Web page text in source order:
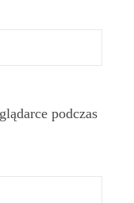
podczas